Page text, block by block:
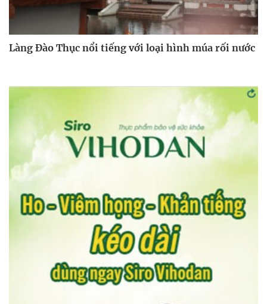
Làng Đào Thục nổi tiếng với loại hình múa rối nước